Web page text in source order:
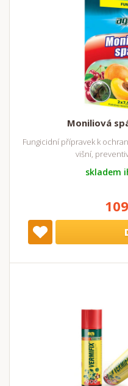
Moniliová
Fungicidní přípravek k
višní,
skladem